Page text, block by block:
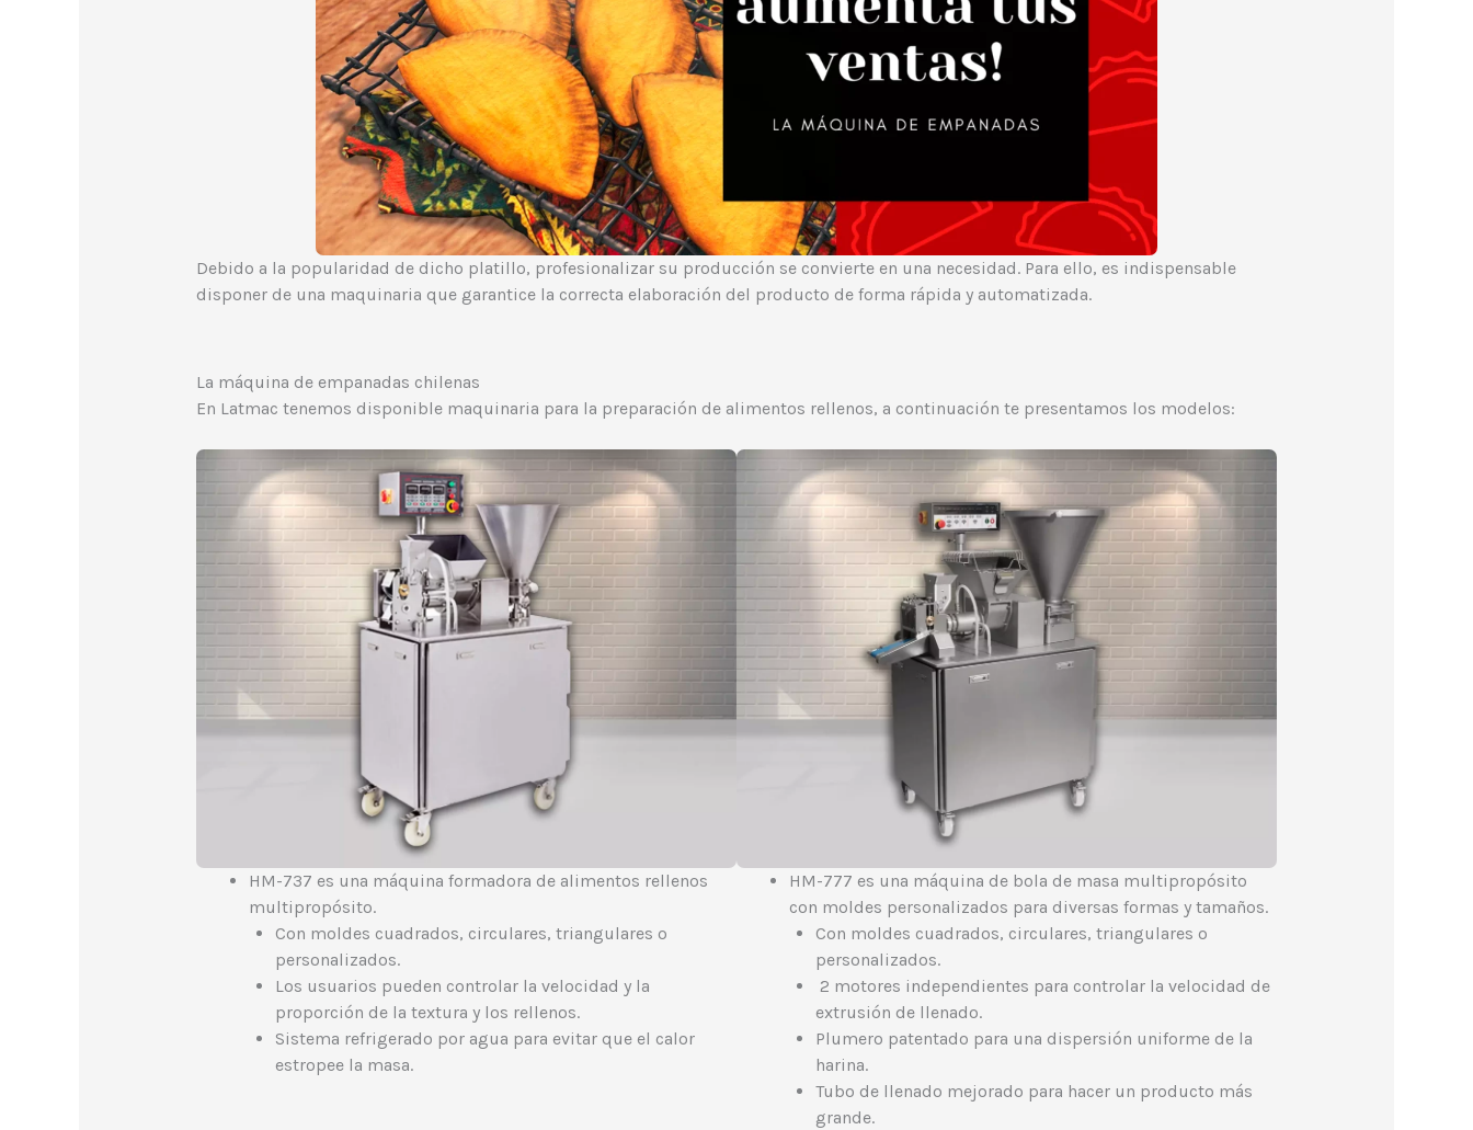
Debido a la popularidad de dicho platillo, profesionalizar su producción se convierte en una necesidad. Para ello, es indispensable
disponer de una maquinaria que garantice la correcta elaboración del producto de forma rápida y automatizada.
La máquina de empanadas chilenas
En Latmac tenemos disponible maquinaria para la preparación de alimentos rellenos, a continuación te presentamos los modelos:
HM-737 es una máquina formadora de alimentos rellenos
multipropósito.
Con moldes cuadrados, circulares, triangulares o
personalizados.
Los usuarios pueden controlar la velocidad y la
proporción de la textura y los rellenos.
Sistema refrigerado por agua para evitar que el calor
estropee la masa.
HM-777 es una máquina de bola de masa multipropósito
con moldes personalizados para diversas formas y tamaños.
Con moldes cuadrados, circulares, triangulares o
personalizados.
2 motores independientes para controlar la velocidad de
extrusión de llenado.
Plumero patentado para una dispersión uniforme de la
harina.
Tubo de llenado mejorado para hacer un producto más
grande.